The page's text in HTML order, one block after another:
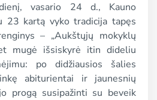
vasario 24 d., Kauno
23 kartą vyko tradicija tapęs
– „Aukštųjų mokyklų
mugė išsiskyrė itin dideliu
po didžiausios šalies
abiturientai ir jaunesnių
progą susipažinti su beveik